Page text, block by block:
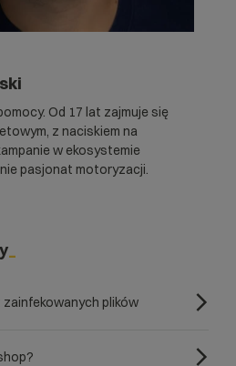
Od 17 lat zajmuje się
z naciskiem na
w ekosystemie
pasjonat motoryzacji.
plików